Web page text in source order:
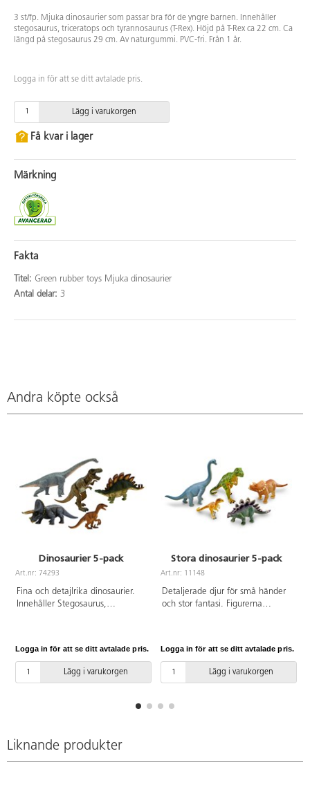
3 st/fp. Mjuka dinosaurier som passar bra för de yngre barnen. Innehåller
stegosaurus, triceratops och tyrannosaurus (T-Rex). Höjd på T-Rex ca 22 cm. Ca
längd på stegosaurus 29 cm. Av naturgummi. PVC-fri. Från 1 år.
Logga in för att se ditt avtalade pris.
Lägg i varukorgen
Få kvar i lager
Märkning
Fakta
Titel: Green rubber toys Mjuka dinosaurier
Antal delar: 3
Andra köpte också
Dinosaurier 5-pack
Art.nr: 74293
Fina och detajlrika dinosaurier.
Innehåller Stegosaurus,
Logga in för att se ditt avtalade pris.
Lägg i varukorgen
Stora dinosaurier 5-pack
Art.nr: 11148
Detaljerade djur för små händer
och stor fantasi. Figurerna
bl.a. fakta om varje djur
medföljer. Torkas lätt av med
fuktig trasa. Mått på största
från ftalater. Från 3 år.
Logga in för att se ditt avtalade pris.
Lägg i varukorgen
Liknande produkter